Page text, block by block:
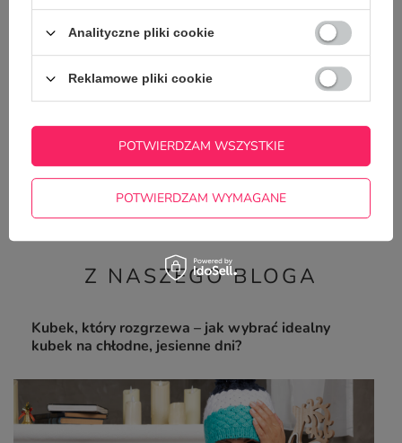
Kubek szklany 360 ml różowe uszko z Twoim
nadrukiem
34,99 zł
Z NASZEGO BLOGA
Kubek, który rozgrzewa – jak wybrać idealny
kubek na chłodne, jesienne dni?
Analityczne pliki cookie
Reklamowe pliki cookie
POTWIERDZAM WYMAGANE
POTWIERDZAM WSZYSTKIE